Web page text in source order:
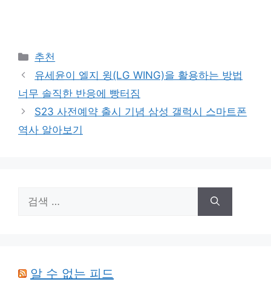
카
테
리
추천
유세윤이 엘지 윙(LG WING)을 활용하는 방법
너무 솔직한 반응에 빵터짐
S23 사전예약 출시 기념 삼성 갤럭시 스마트폰
역사 알아보기
색:
알 수 없는 피드